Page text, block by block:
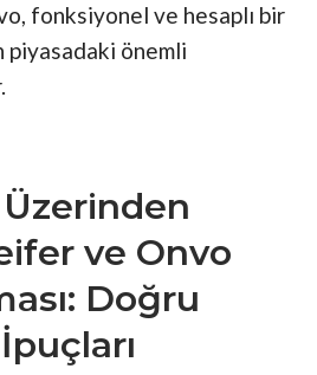
fonksiyonel ve hesaplı bir
piyasadaki önemli
ve Onvo
Doğru